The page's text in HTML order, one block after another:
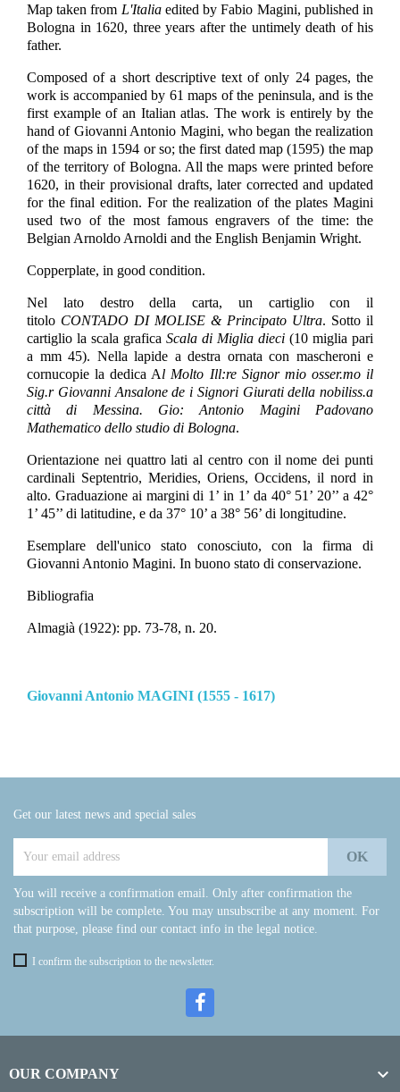
Map taken from L'Italiaedited by Fabio Magini, published in
Bologna in 1620, three years after the untimely death of his
father.
Composed of a short descriptive text of only 24 pages, the
work is accompanied by 61 maps of the peninsula, and is the
first example of an Italian atlas. The work is entirely by the
hand of Giovanni Antonio Magini, who began the realization
of the maps in 1594 or so; the first dated map (1595) the map
of the territory of Bologna. All the maps were printed before
1620, in their provisional drafts, later corrected and updated
for the final edition. For the realization of the plates Magini
used two of the most famous engravers of the time: the
Belgian Arnoldo Arnoldi and the English Benjamin Wright.
Copperplate, in good condition.
Nel lato destro della carta, un cartiglio con il
titolo CONTADO DI MOLISE & Principato Ultra. Sotto il
cartiglio la scala grafica Scala di Miglia dieci (10 miglia pari
a mm 45). Nella lapide a destra ornata con mascheroni e
cornucopie la dedica Al Molto Ill:re Signor mio osser.mo il
Sig.r Giovanni Ansalone de i Signori Giurati della nobiliss.a
città di Messina. Gio: Antonio Magini Padovano
Mathematico dello studio di Bologna.
Orientazione nei quattro lati al centro con il nome dei punti
cardinali Septentrio, Meridies, Oriens, Occidens, il nord in
alto. Graduazione ai margini di 1’ in 1’ da 40° 51’ 20’’ a 42°
1’ 45’’ di latitudine, e da 37° 10’ a 38° 56’ di longitudine.
Esemplare dell'unico stato conosciuto, con la firma di
Giovanni Antonio Magini. In buono stato di conservazione.
Bibliografia
Almagià (1922): pp. 73-78, n. 20.
Giovanni Antonio MAGINI (1555 - 1617)
Get our latest news and special sales
You will receive a confirmation email. Only after confirmation the
subscription will be complete. You may unsubscribe at any moment. For
that purpose, please find our contact info in the legal notice.
I confirm the subscription to the newsletter.
OUR COMPANY 